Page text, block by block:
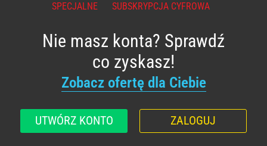
SPECJALNE
SUBSKRYPCJA CYFROWA
Nie masz konta? Sprawdź
co zyskasz!
Zobacz ofertę dla Ciebie
UTWÓRZ KONTO ZALOGUJ